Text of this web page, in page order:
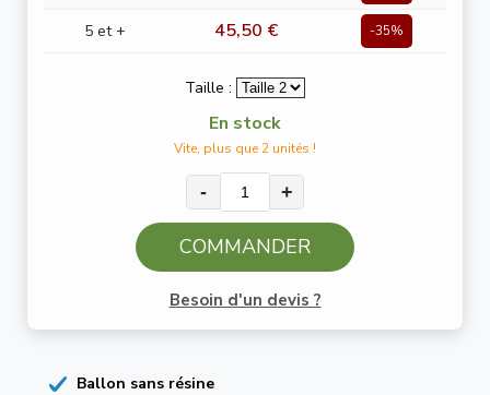
5 et + 45,50 € -35%
Taille :
En stock
Vite, plus que 2 unités !
- +
COMMANDER
Besoin d'un devis ?
Ballon sans résine